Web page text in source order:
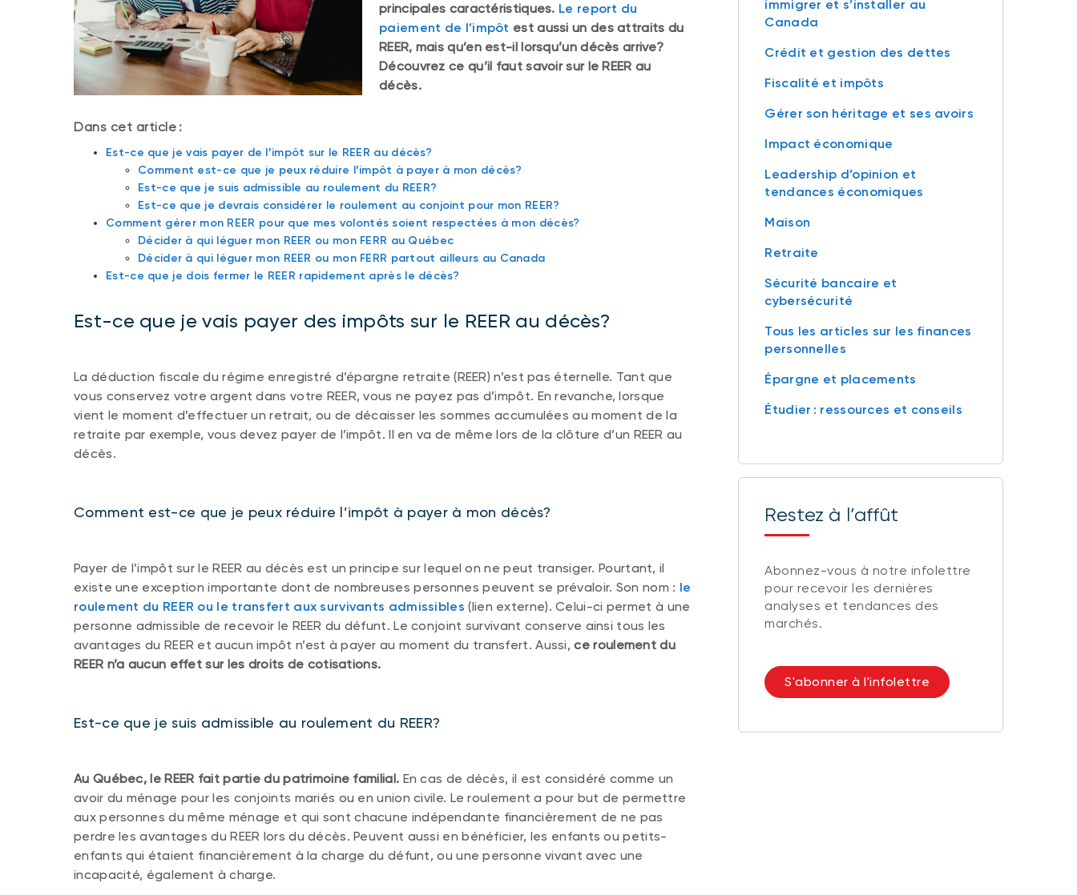
principales caractéristiques. Le report du
paiement de l’impôt est aussi un des attraits du
REER, mais qu’en est-il lorsqu’un décès arrive?
Découvrez ce qu’il faut savoir sur le REER au
décès.
Dans cet article :
Est-ce que je vais payer de l’impôt sur le REER au décès?
Comment est-ce que je peux réduire l’impôt à payer à mon décès?
Est-ce que je suis admissible au roulement du REER?
Est-ce que je devrais considérer le roulement au conjoint pour mon REER?
Comment gérer mon REER pour que mes volontés soient respectées à mon décès?
Décider à qui léguer mon REER ou mon FERR au Québec
Décider à qui léguer mon REER ou mon FERR partout ailleurs au Canada
Est-ce que je dois fermer le REER rapidement après le décès?
Est-ce que je vais payer des impôts sur le REER au décès?
La déduction fiscale du régime enregistré d’épargne retraite (REER) n’est pas éternelle. Tant que
vous conservez votre argent dans votre REER, vous ne payez pas d’impôt. En revanche, lorsque
vient le moment d’effectuer un retrait, ou de décaisser les sommes accumulées au moment de la
retraite par exemple, vous devez payer de l’impôt. Il en va de même lors de la clôture d’un REER au
décès.
Comment est-ce que je peux réduire l’impôt à payer à mon décès?
Payer de l’impôt sur le REER au décès est un principe sur lequel on ne peut transiger. Pourtant, il
existe une exception importante dont de nombreuses personnes peuvent se prévaloir. Son nom : le
roulement du REER ou le transfert aux survivants admissibles (lien externe). Celui-ci permet à une
personne admissible de recevoir le REER du défunt. Le conjoint survivant conserve ainsi tous les
avantages du REER et aucun impôt n’est à payer au moment du transfert. Aussi,ce roulement du
REER n’a aucun effet sur les droits de cotisations.
Est-ce que je suis admissible au roulement du REER?
Au Québec, le REER fait partie du patrimoine familial. En cas de décès, il est considéré comme un
avoir du ménage pour les conjoints mariés ou en union civile. Le roulement a pour but de permettre
aux personnes du même ménage et qui sont chacune indépendante financièrement de ne pas
perdre les avantages du REER lors du décès. Peuvent aussi en bénéficier, les enfants ou petits-
enfants qui étaient financièrement à la charge du défunt, ou une personne vivant avec une
incapacité, également à charge.
immigrer et s’installer au
Canada
Crédit et gestion des dettes
Fiscalité et impôts
Gérer son héritage et ses avoirs
Impact économique
Leadership d’opinion et
tendances économiques
Maison
Retraite
Sécurité bancaire et
cybersécurité
Tous les articles sur les finances
personnelles
Épargne et placements
Étudier : ressources et conseils
Restez à l’affût
Abonnez-vous à notre infolettre
pour recevoir les dernières
analyses et tendances des
marchés.
S'abonner à l'infolettre